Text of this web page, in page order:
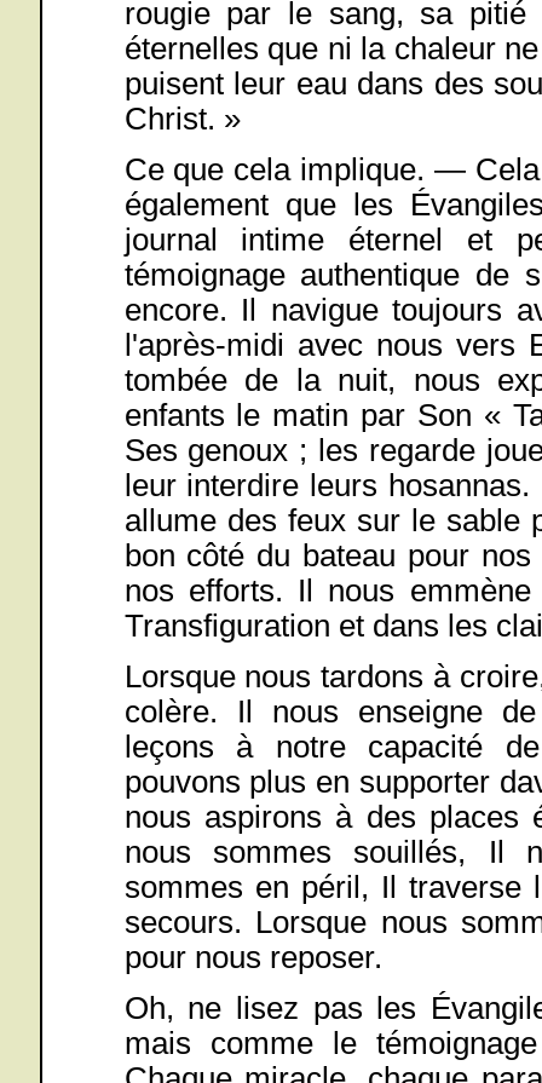
rougie par le sang, sa pitié
éternelles que ni la chaleur
puisent leur eau dans des
Christ. »
Ce que cela implique. —
également que les
journal intime éternel et
témoignage authentique
encore. Il navigue toujours
l'après-midi avec nous
tombée de la nuit, nous
enfants le matin par Son «
Ses genoux ; les regarde
leur interdire leurs
allume des feux sur le sable
bon côté du bateau pour
nos efforts. Il nous
Transfiguration et dans les
Lorsque nous tardons à
colère. Il nous enseigne
leçons à notre capacité
pouvons plus en supporter
nous aspirons à des places
nous sommes souillés, Il
sommes en péril, Il traverse
secours. Lorsque nous
pour nous reposer.
Oh, ne lisez pas les
mais comme le